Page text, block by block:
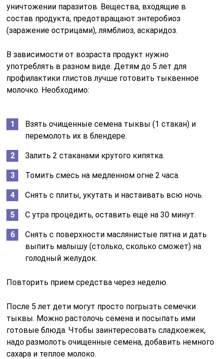
уничтожении паразитов. Вещества, входящие в
состав продукта, предотвращают энтеробиоз
(заражение острицами), лямблиоз, аскаридоз.
В зависимости от возраста продукт нужно
употреблять в разном виде. Детям до 5 лет для
профилактики глистов лучше готовить тыквенное
молочко. Необходимо:
Взять очищенные семена тыквы (1 стакан) и
перемолоть их в блендере.
Залить 2 стаканами крутого кипятка.
Томить смесь на медленном огне 2 часа.
Снять с плиты, укутать и настаивать всю ночь.
С утра процедить, оставить еще на 30 минут.
Снять с поверхности маслянистые пятна и дать
выпить малышу (столько, сколько сможет) на
голодный желудок.
Повторить прием средства через неделю.
После 5 лет дети могут просто погрызть семечки
тыквы. Можно растолочь семена и посыпать ими
готовые блюда. Чтобы заинтересовать сладкоежек,
надо размолоть очищенные семена, добавить немного
сахара и теплое молоко.